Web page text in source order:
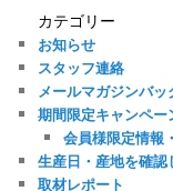
カ
イ
ブ
カテゴリー
お知らせ
スタッフ連絡
メールマガジンバ
期間限定キャンペー
会員様限定情報
生産日・産地を確認
取材レポート